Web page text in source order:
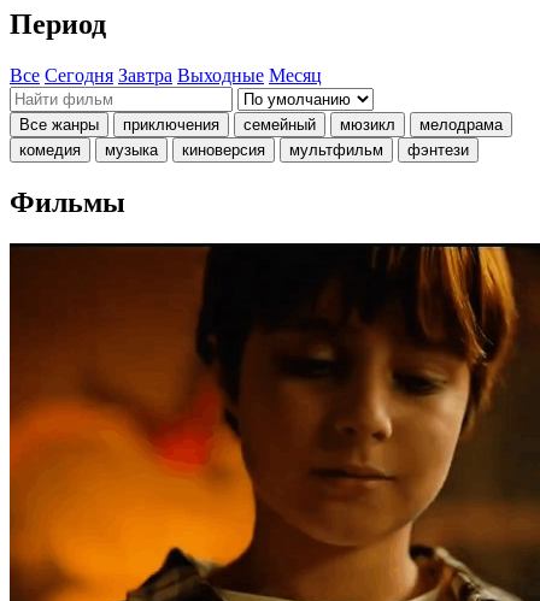
Период
Все Сегодня Завтра Выходные Месяц
Все жанры приключения семейный мюзикл
мелодрама
комедия
музыка киноверсия мультфильм фэнтези
Фильмы